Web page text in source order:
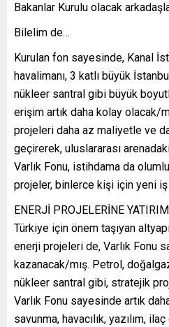
Bakanlar Kurulu olacak
Bilelim de…
Kurulan fon sayesinde, Kanal
havalimanı, 3 katlı büyük
nükleer santral gibi büyük
erişim artık daha kolay olacak/
projeleri daha az maliyetle ve
geçirerek, uluslararası
Varlık Fonu, istihdama da
projeler, binlerce kişi için yeni iş
ENERJİ PROJELERİNE
Türkiye için önem taşıyan altyapı
enerji projeleri de, Varlık Fonu
kazanacak/mış. Petrol,
nükleer santral gibi, stratejik
Varlık Fonu sayesinde artık
savunma, havacılık, yazılım,